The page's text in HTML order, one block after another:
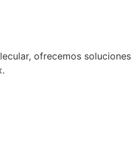
ofrecemos soluciones